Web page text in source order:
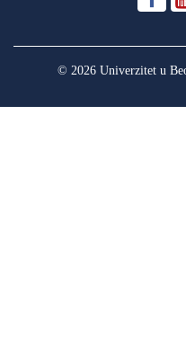
© 2026 Univerzitet u